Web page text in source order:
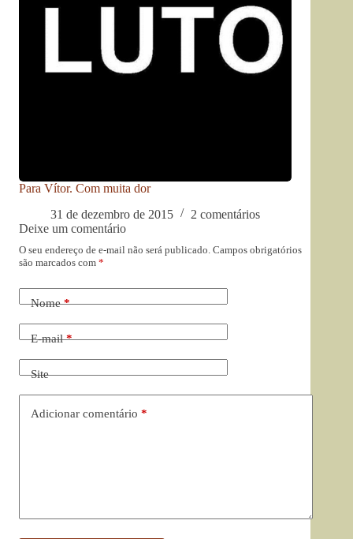
Para Vítor. Com muita dor
31 de dezembro de 2015
2 comentários
Deixe um comentário
O seu endereço de e-mail não será publicado. Campos obrigatórios
são marcados com *
Nome*
E-mail*
Site
Adicionar comentário *